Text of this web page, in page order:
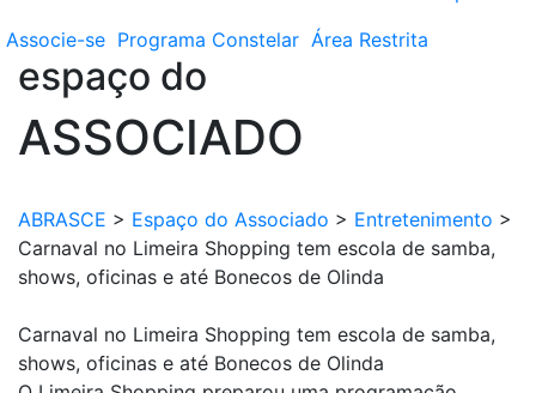
Associe-se Programa Constelar Área Restrita
espaço do
ASSOCIADO
ABRASCE > Espaço do Associado > Entretenimento >
Carnaval no Limeira Shopping tem escola de samba,
shows, oficinas e até Bonecos de Olinda
Carnaval no Limeira Shopping tem escola de samba,
shows, oficinas e até Bonecos de Olinda